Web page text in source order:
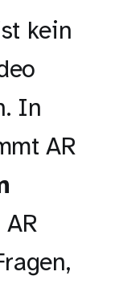
kein
In
AR